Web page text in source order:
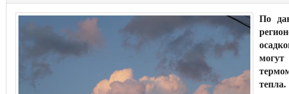
По
могут
тепла.